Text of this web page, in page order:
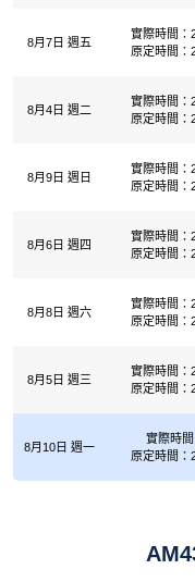
8月7日 週五
實際時間：
原定時間：
8月4日 週二
實際時間：
原定時間：
8月9日 週日
實際時間：
原定時間：
8月6日 週四
實際時間：
原定時間：
8月8日 週六
實際時間：
原定時間：
8月5日 週三
實際時間：
原定時間：
8月10日 週一
實際時間
原定時間：